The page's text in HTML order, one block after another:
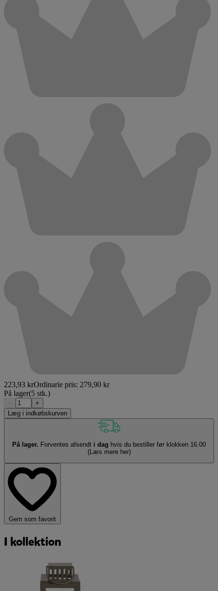
223,93 krOrdinarie pris: 279,90 kr
På lager(5 stk.)
−
+
Læg i indkøbskurven
På lager. Forventes afsendt i dag hvis du bestiller før klokken 16.00
(Læs mere her)
Gem som favorit
I kollektion